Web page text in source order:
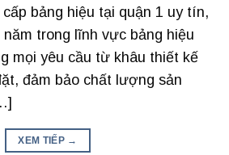
bảng hiệu tại quận 1 uy tín,
trong lĩnh vực bảng hiệu
mọi yêu cầu từ khâu thiết kế
đảm bảo chất lượng sản
XEM TIẾP →